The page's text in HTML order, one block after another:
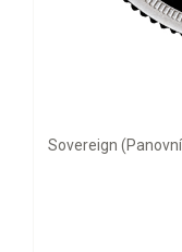
Sovereign